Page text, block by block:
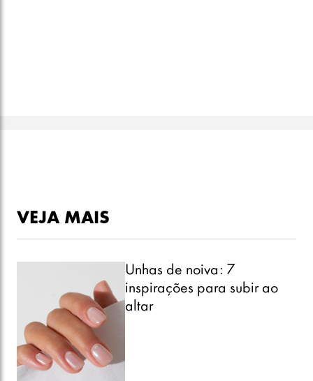
VEJA MAIS
Unhas de noiva: 7
inspirações para subir ao
altar